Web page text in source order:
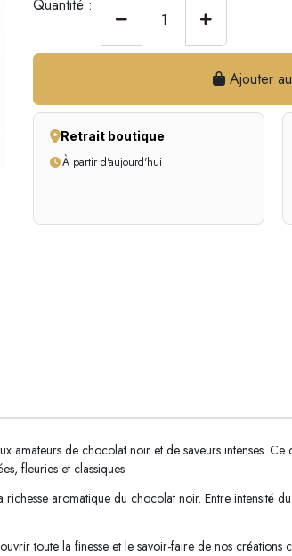
Quantité :
Ajouter
Retrait boutique
À partir d'aujourd'hui
de chocolat noir et de saveurs intenses.
fleuries et classiques.
aromatique du chocolat noir. Entre intensité
toute la finesse et le savoir-faire de nos créations